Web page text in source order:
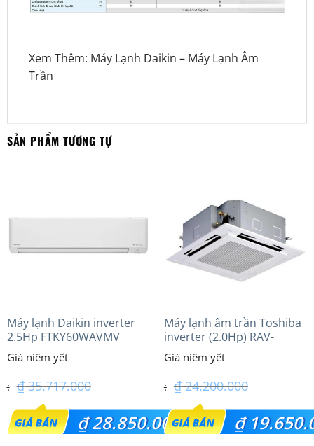
Xem Thêm: Máy Lạnh Daikin – Máy Lạnh Âm
Trần
SẢN PHẨM TƯƠNG TỰ
Máy lạnh Daikin inverter
2.5Hp FTKY60WAVMV
₫35.717.000
Giá
gốc
₫28.850.000
Máy lạnh âm trần Toshiba
inverter (2.0Hp) RAV-
GV1801AP-V
₫24.200.000
Giá
gốc
₫